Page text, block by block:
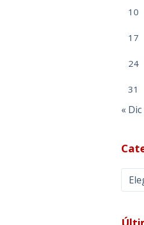
10
17
24
31
« Dic